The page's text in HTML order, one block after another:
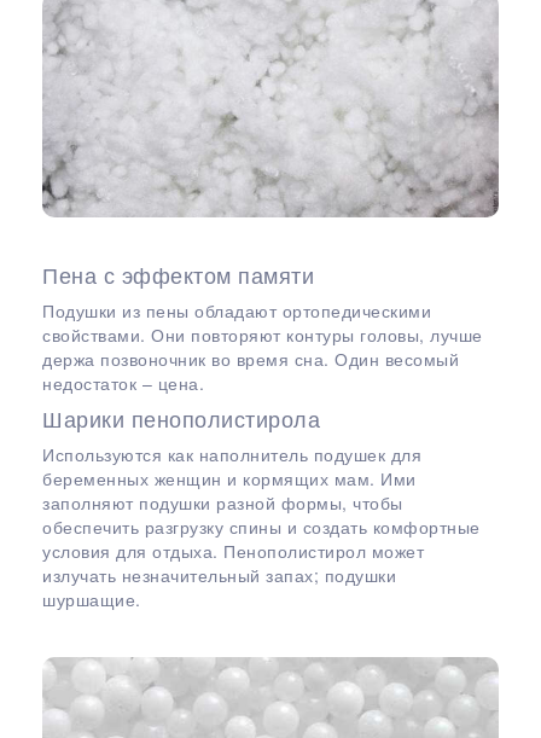
Пена с эффектом памяти
Подушки из пены обладают ортопедическими
свойствами. Они повторяют контуры головы, лучше
держа позвоночник во время сна. Один весомый
недостаток – цена.
Шарики пенополистирола
Используются как наполнитель подушек для
беременных женщин и кормящих мам. Ими
заполняют подушки разной формы, чтобы
обеспечить разгрузку спины и создать комфортные
условия для отдыха. Пенополистирол может
излучать незначительный запах; подушки
шуршащие.